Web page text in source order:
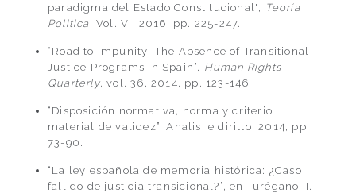
paradigma del Estado Constitucional", Teoría
Politica , Vol. VI, 2016, pp. 225-247.
“Road to Impunity: The Absence of Transitional
Justice Programs in Spain”, Human Rights
Quarterly, vol. 36, 2014, pp. 123-146.
“Disposición normativa, norma y criterio
material de validez”, Analisi e diritto, 2014, pp.
73-90.
“La ley española de memoria histórica: ¿Caso
fallido de justicia transicional?”, en Turégano, I.